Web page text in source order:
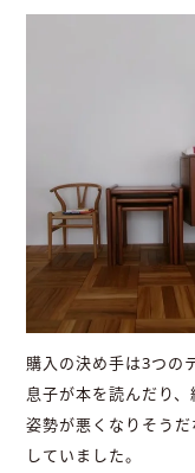
購入の決め手は3つの
息子が本を読んだり
姿勢が悪くなりそう
していました。